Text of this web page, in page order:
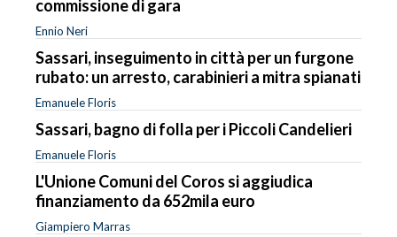
commissione di gara
Ennio Neri
Sassari, inseguimento in città per un furgone
rubato: un arresto, carabinieri a mitra spianati
Emanuele Floris
Sassari, bagno di folla per i Piccoli Candelieri
Emanuele Floris
L'Unione Comuni del Coros si aggiudica
finanziamento da 652mila euro
Giampiero Marras